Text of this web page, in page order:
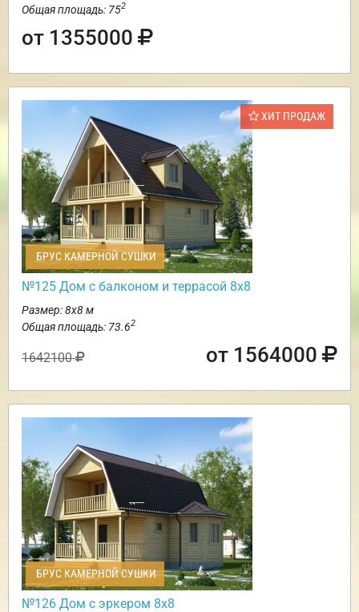
Общая площадь: 752
от 1355000
ХИТ ПРОДАЖ
БРУС КАМЕРНОЙ СУШКИ
№125 Дом с балконом и террасой 8х8
Размер: 8х8 м
Общая площадь: 73.62
1642100 от 1564000
БРУС КАМЕРНОЙ СУШКИ
№126 Дом с эркером 8х8